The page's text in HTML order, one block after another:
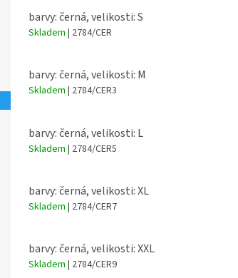
barvy: černá, velikosti: S
Skladem | 2784/CER
barvy: černá, velikosti: M
Skladem | 2784/CER3
barvy: černá, velikosti: L
Skladem | 2784/CER5
barvy: černá, velikosti: XL
Skladem | 2784/CER7
barvy: černá, velikosti: XXL
Skladem | 2784/CER9